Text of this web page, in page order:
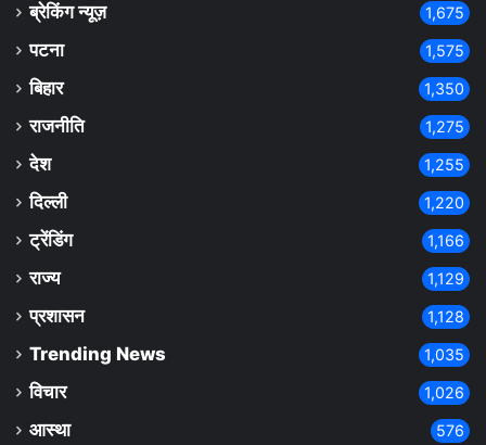
ब्रेकिंग न्यूज़ 1,675
पटना 1,575
बिहार 1,350
राजनीति 1,275
देश 1,255
दिल्ली 1,220
ट्रेंडिंग 1,166
राज्य 1,129
प्रशासन 1,128
Trending News 1,035
विचार 1,026
आस्था 576